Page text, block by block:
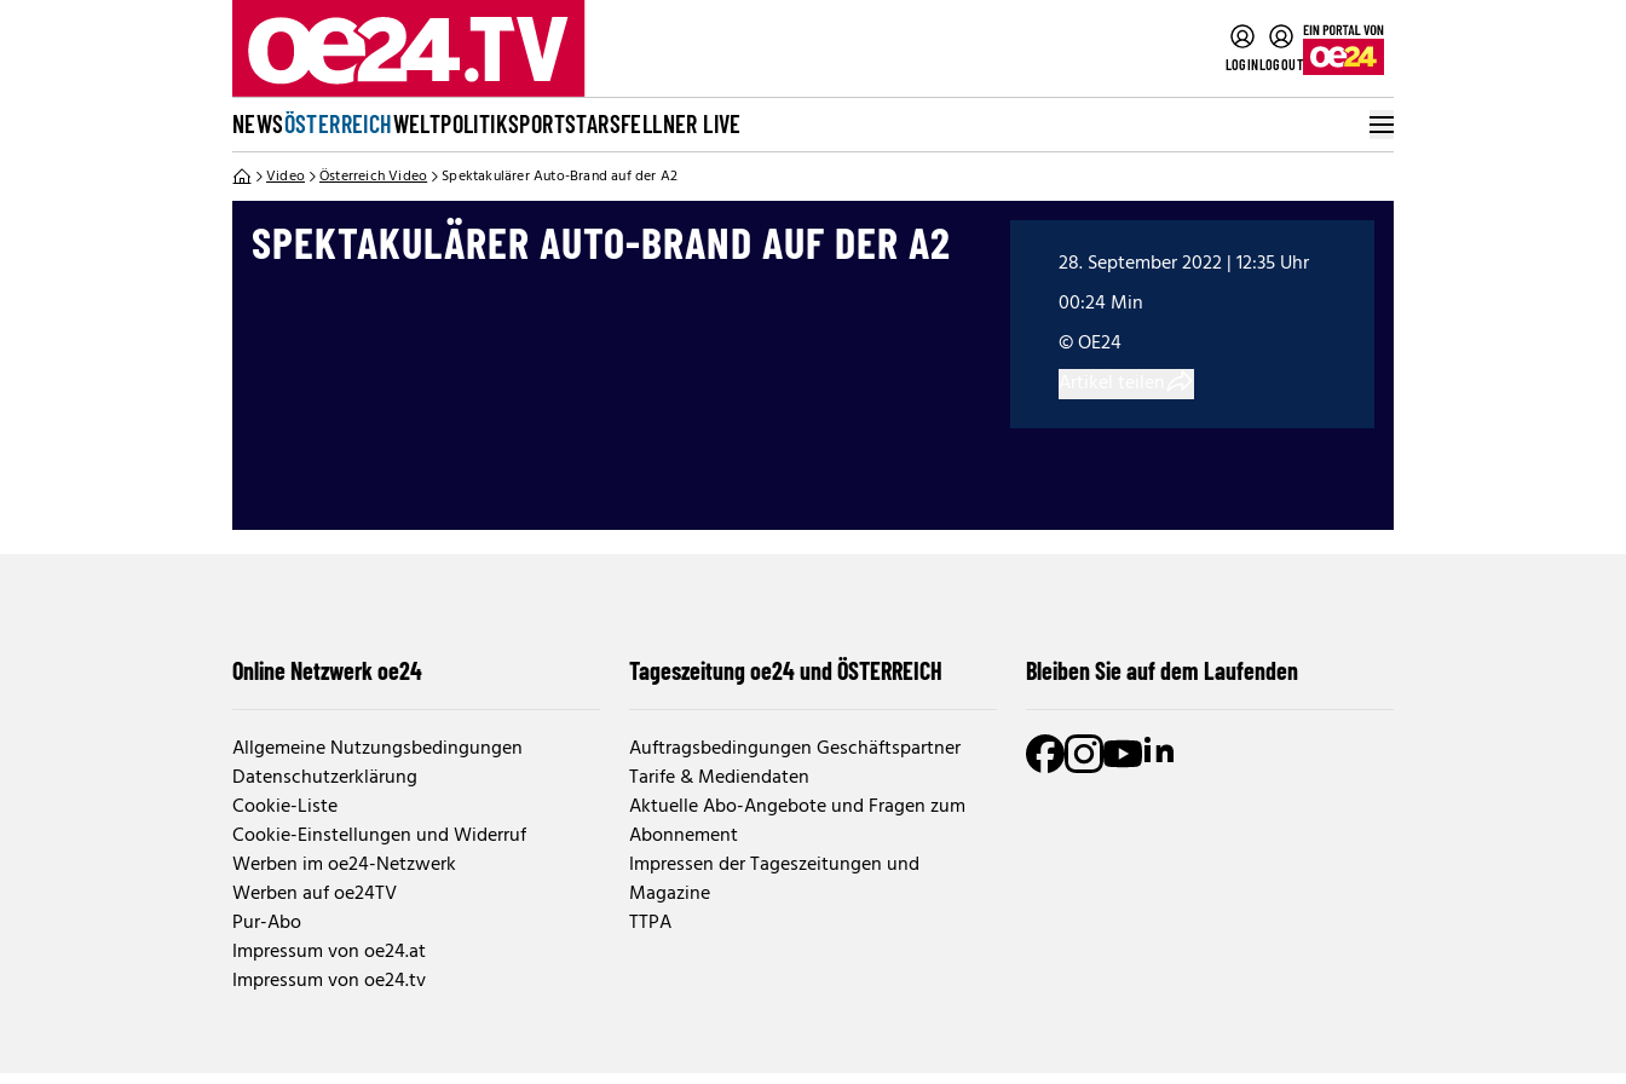
LOGINLOGOUT
NEWSÖSTERREICHWELTPOLITIKSPORTSTARSFELLNER LIVE
Video Österreich Video Spektakulärer Auto-Brand auf der A2
SPEKTAKULÄRER AUTO-BRAND AUF DER A2
28. September 2022 | 12:35 Uhr
00:24 Min
© OE24
Online Netzwerk oe24
Allgemeine Nutzungsbedingungen
Datenschutzerklärung
Cookie-Liste
Cookie-Einstellungen und Widerruf
Werben im oe24-Netzwerk
Werben auf oe24TV
Pur-Abo
Impressum von oe24.at
Impressum von oe24.tv
Tageszeitung oe24 und ÖSTERREICH
Auftragsbedingungen Geschäftspartner
Tarife & Mediendaten
Aktuelle Abo-Angebote und Fragen zum
Abonnement
Impressen der Tageszeitungen und
Magazine
TTPA
Bleiben Sie auf dem Laufenden